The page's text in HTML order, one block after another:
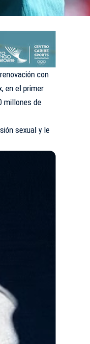
renovación con
en el primer
millones de
sexual y le